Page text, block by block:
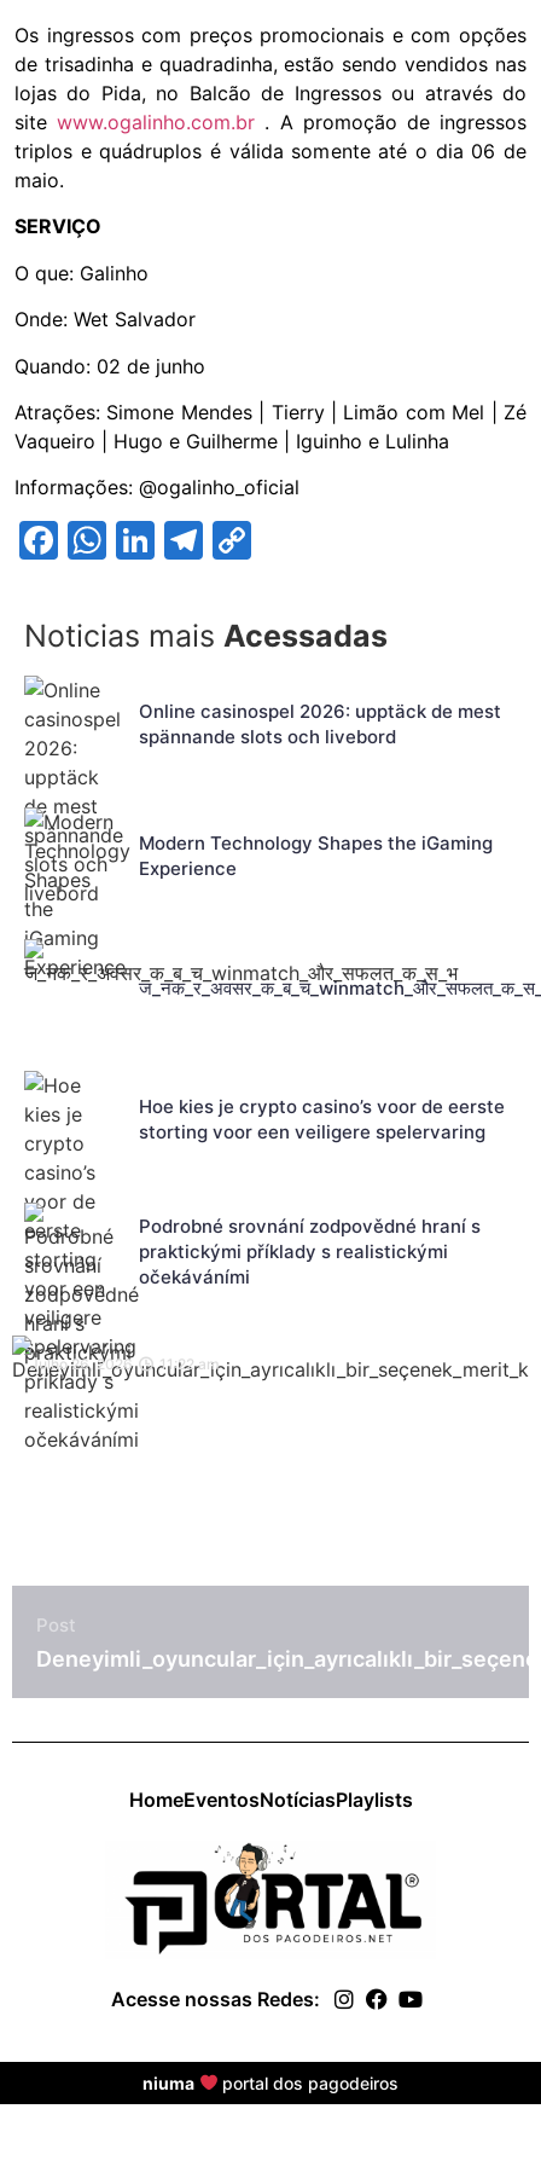
Os ingressos com preços promocionais e com opções
de trisadinha e quadradinha, estão sendo vendidos nas
lojas do Pida, no Balcão de Ingressos ou através do
sitewww.ogalinho.com.br . A promoção de ingressos
triplos e quádruplos é válida somente até o dia 06 de
maio.
SERVIÇO
O que: Galinho
Onde: Wet Salvador
Quando: 02 de junho
Atrações: Simone Mendes | Tierry | Limão com Mel | Zé
Vaqueiro | Hugo e Guilherme | Iguinho e Lulinha
Informações: @ogalinho_oficial
Facebook
WhatsApp
LinkedIn
Telegram
Noticias mais Acessadas
Online casinospel 2026: upptäck de mest
spännande slots och livebord
Modern Technology Shapes the iGaming
Experience
Hoe kies je crypto casino’s voor de eerste
storting voor een veiligere spelervaring
Podrobné srovnání zodpovědné hraní s
praktickými příklady s realistickými
očekáváními
Julho 26, 2026 11:22 am
Post
HomeEventosNotíciasPlaylists
Acesse nossas Redes:
niuma portal dos pagodeiros